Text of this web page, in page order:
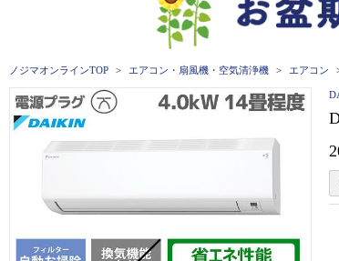
ノジマオンラインTOP エアコン・扇風機・空気清浄機 エアコン